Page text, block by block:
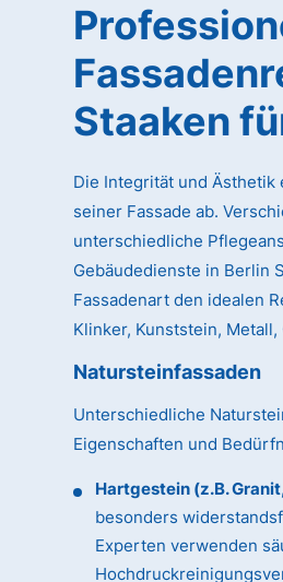
Staaken
Die Integrität und Ästhetik
seiner Fassade ab.
unterschiedliche
Gebäudedienste in Berlin
Fassadenart den idealen
Klinker, Kunststein,
Natursteinfassaden
Unterschiedliche
Eigenschaften und
Hartgestein (z.B.
besonders
Experten verwenden